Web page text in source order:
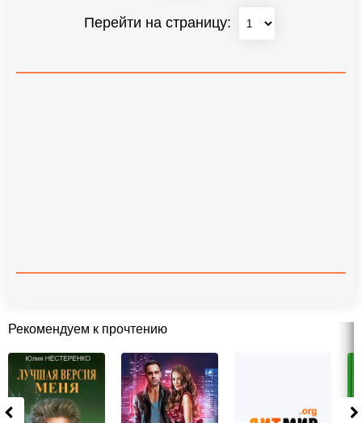
Перейти на страницу:
Рекомендуем к прочтению